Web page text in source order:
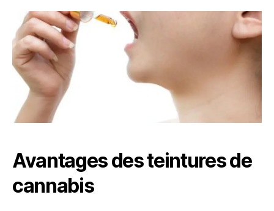
Avantages des teintures de
cannabis